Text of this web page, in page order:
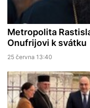
Metropolita
Onufrijovi k svátku
25 června 13:40